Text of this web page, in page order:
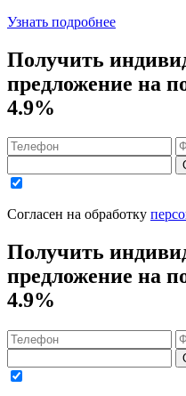
Узнать подробнее
Получить
предложение на
4.9%
Согласен на обработку
Получить
предложение на
4.9%